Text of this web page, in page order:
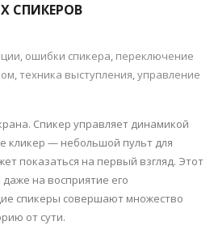
СПИКЕРОВ
, ошибки спикера, переключение
,техника выступления,управление
Спикер управляет динамикой
кликер — небольшой пульт для
показаться на первый взгляд. Этот
на восприятие его
спикеры совершают множество
от сути.